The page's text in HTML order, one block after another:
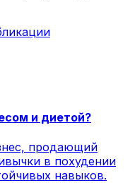
и диетой?
продающий
в похудении
навыков.